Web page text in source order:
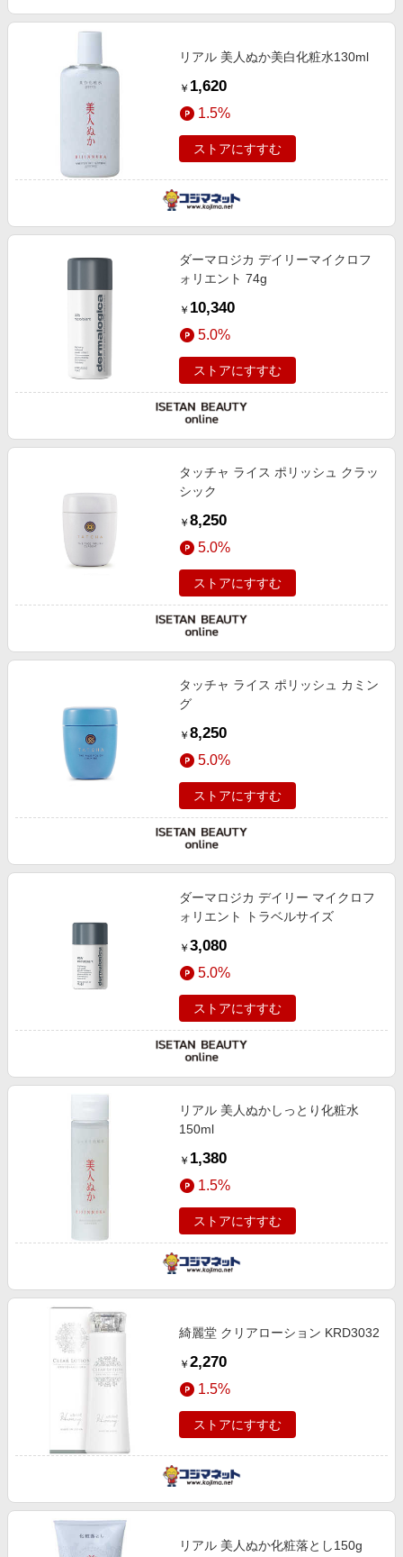
リアル 美人ぬか美白化粧水130ml
￥ 1,620
1.5%
ストアにすすむ
ダーマロジカ デイリーマイクロフ
ォリエント 74g
￥ 10,340
5.0%
ストアにすすむ
タッチャ ライス ポリッシュ クラッ
シック
￥ 8,250
5.0%
ストアにすすむ
タッチャ ライス ポリッシュ カミン
グ
￥ 8,250
5.0%
ストアにすすむ
ダーマロジカ デイリー マイクロフ
ォリエント トラベルサイズ
￥ 3,080
5.0%
ストアにすすむ
リアル 美人ぬかしっとり化粧水
150ml
￥ 1,380
1.5%
ストアにすすむ
綺麗堂 クリアローション KRD3032
￥ 2,270
1.5%
ストアにすすむ
リアル 美人ぬか化粧落とし150g